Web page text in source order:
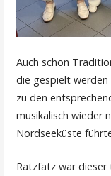
Auch schon
die gespielt
zu den
musikalisch wieder
Nordseeküste
Ratzfatz war